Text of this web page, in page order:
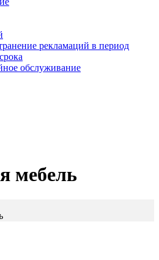
рекламаций в период
обслуживание
мебель